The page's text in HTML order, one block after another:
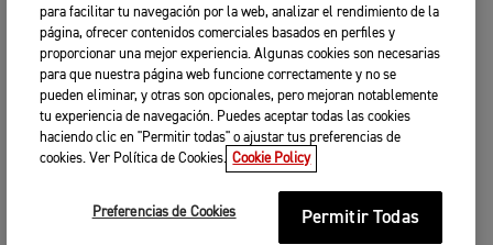
para facilitar tu navegación por la web, analizar el rendimiento de la
página, ofrecer contenidos comerciales basados en perfiles y
proporcionar una mejor experiencia. Algunas cookies son necesarias
para que nuestra página web funcione correctamente y no se
pueden eliminar, y otras son opcionales, pero mejoran notablemente
tu experiencia de navegación. Puedes aceptar todas las cookies
haciendo clic en "Permitir todas" o ajustar tus preferencias de
cookies. Ver Política de Cookies. Cookie Policy
Preferencias de Cookies Permitir Todas